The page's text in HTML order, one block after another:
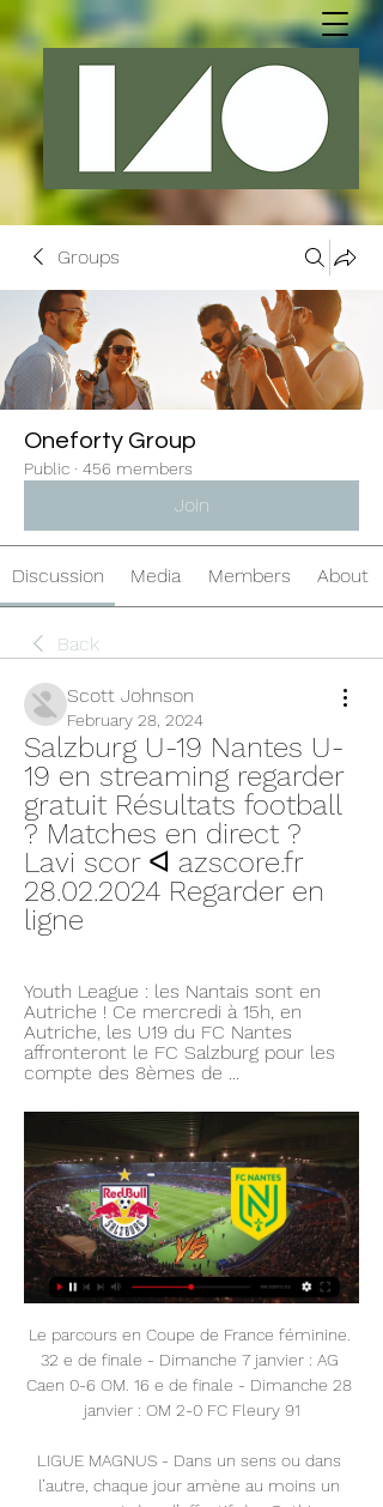
Groups
Oneforty Group
Public · 456 members
Join
Discussion Media Members About
Back
Scott Johnson
February 28, 2024
Salzburg U-19 Nantes U-
19 en streaming regarder
gratuit Résultats football
? Matches en direct ?
Lavi scor ᐊ azscore.fr
28.02.2024 Regarder en
ligne
Youth League : les Nantais sont en
Autriche ! Ce mercredi à 15h, en
Autriche, les U19 du FC Nantes
affronteront le FC Salzburg pour les
compte des 8èmes de ...
Le parcours en Coupe de France féminine. 32 e de finale - Dimanche 7 janvier : AG Caen 0-6 OM. 16 e de finale - Dimanche 28 janvier : OM 2-0 FC Fleury 91

LIGUE MAGNUS - Dans un sens ou dans l’autre, chaque jour amène au moins un mouvement dans l’effectif des Gothiques d’Amiens. Ce mardi, le club a officialisé le départ de Pierre-Maxime Poudrier, l’attaquant de poche arrivé l’été dernier de l’Université québécoise de Trois-Rivières.

Watch Live Football Streams Today, Best Soccer Streams Link Salzburg U19. vs. Nantes U19. Watch. Feb 28, 06:30. Turkish Cup Watch sport matches live today, enjoy live streaming football HD and update the ...

Match en direct du mardi 27 février 2024 sur FOOTLIVE Suivez les matchs de football en live sur footlive OlOlympiakós Le Pirée U19 - Lens U-19 le 28-02-2024 · Salzburg U19 - FC Nantes U19 le 28-02-2024

Peur du ridicule, de faire des fautes, les français sont nuls en anglais. L'hexagone arrive en 15ème position sur 17 pays d'europe pour son niveau. Un salarié sur deux estime qu'il ne peut pas.

#MatchDay H-5' avec la diffusion du match en direct sur SFR Sport / LUGI Handboll VS SRVHB pour la 3ème journée de Coupe d'Europe !! GO ! GO ! GO !

Challenge National U19 2019-2020 - Ph. 1 -Groupe A - 4e journee - Arras U19-Reims U19 2-0. Dimanche 13 octobre 2019 à 15h00. Arras (Stade Degouve Brabant n°3) Arras U19 - Reims U19 : 2-0 (1-0) Arbitre : Florent Lefranc assisté de Julien Brousse et Romain Toris. Buts pour Arras U19 : Myriem Nacer 42', Mélissa Bassit 76' Avertissement : Souhina Hadj Safi 74' pour Arras U19. Arras U19 : 1.

Veuillez saisir votre adresse courriel ci-dessous pour recevoir des infolettres de Roots Canada portant sur des nouveautés, des offres exclusives de la Famille Roots et bien plus encore. Vous pouvez vous désabonner en tout temps.

Côté filles, l'irrégularité était de mise entre la Française Maneva Rakotomalala et l'Italienne Frederica Rossi. Si la première a remporté le premier set 6-3 avec des séquences.

FRANCE 2016/17 EXTERIEUR. Votre coque foot France 2016-2017 extérieur : ajoutez votre nom ou le nom de votre joueur préféré ainsi que le numéro de votre choix et visualisez le résultat en direct !

Les matchs en direct aujourd'hui AC Mailand UEFA U19 · 14:30 · SC Braga UEFA U19 SC Braga YL · RB Salzburg YL Red Bull Salzburg UEFA U19 · 15:00 · FC Nantes UEFA U19 FC Nantes YL · FC Bayern YL ...

Une vision nouvelle dans l'acte de construire. Nous réalisons l'habitat de demain d'une manière différente, en créant des programmes immobilier intelligents et connectés.

Comparez les cotes Lille Saint Etienne du 28/08/2019 disponibles chez les bookmakers pour parier à la meilleure cote, et suivez le match en direct sur notre live streaming

Pour pouvoir regarder légalement ce match de foot Lille Saint-Etienne en streaming live sur votre PC, tablette tactile iPad, iPhone ou SmartPhone Androïd, vous devrez prendre un abonnement auprès de la chaine Canal + en streaming qui possède les droits légaux de diffusion.

TV9 Telugu News LIVE - YouTube TV9 Telugu News LIVE - YouTubeYouTube · TV9 Telugu Live663,1 M+ vues  ·  il y a 2 ans YouTube · TV9 Telugu Live YouTube · TV9 Telugu Live  ·  Traduire cette page EN DIRECT

Les U19 concarnois nouveaux promus dans les championnats nationaux, découvrent la composition de leur groupe la saison prochaine. Ils font partie du groupe C qui regroupe les équipes de l'Ouest. Au total 14 équipes U19 dont quatre formations bretonnes (Rennes, Guingamp, Vannes et Concarneau), Pour le grand Ouest on retrouve les clubs de.

Pour cet employé dans un hôtel des Almadies, l’idée, le projet de créer un centre mini basket par ses propres moyens au quartier Sacré-cœur était né en 1976. «Je faisais du porte-à-porte. Parmi les premiers pensionnaires, il y avait Etienne Preira Al Ghor, Pape Samba », se souvient-il.

Football en Direct : Résultat et score des matchs [LIVE] 19:30. FR Botafogo. Club Aurora. - -. Première Division, Clôture · Costa Rica - Liga RB Salzburg. FC Nantes. - -. 28 févr. 10:00. FC Bayern Munich. Feyenoord ...

Horaires des prières musulmanes pour les différents pays du monde... Les horaires des prières pour 5 millions de villes dans le Monde: Pays :.

Youth League. Le FC Nantes U19 connaîtra son premier C'est une nouvelle saison pleine que les U19 du FC Nantes se préparent à vivre. Après avoir remporté brillamment le championnat de France de leur catégorie ...

Le Ndiambour, victorieux de Diambars, reprend la tête du championnat national de Ligue 1 de football du Sénégal, à l’issue de la 6e journée de la compétition disputée samedi et dimanche.

Red Bull Salzburg U19 Nantes U19 Statistiques 22 nov. 2023 — Vous pouvez regarder le match en direct et gratuitement sans publicité et en suivant ces étapes : Étape 1 - Cliquez dans la zone de diffusion en ...

Vérifiez les statistiques de H2H et résultats entre Jaume Pla Malfeito et Pablo Canas Garcia Juan: resultats des victoires, la comparaison des joueurs.

Sélectionnez les prestations Speedy dont vous avez besoin, recevez immédiatement un devis et prenez rendez-vous en ligne. Vidange, Révision Constructeur, changement des pneumatiques, recharge de climatisation, plaquettes de frein, echappement, courroie de distribution, etc.

L’oncle de Tonia Peyrot était conseiller général avec lui dans la Nièvre et Tonia l’a bien connu à cette époque, quand elle était petite. Le Président est venu 4 fois à Moustiers, chez la famille Peyrot, toujours en hélicoptère, depuis Gordes. En tout, trois déjeuners ont été pris à la Bouscatière, chez M. et Mme Peyrot.

En plus des scores de Toulon St-Cyr F, vous pouvez suivre +de 100 compétitions de handball dans +de 15 pays autour du monde sur FlashResultats.fr. Cliquez sur le nom du pays dans le menu de gauche, et choisissez votre compétition (ligues et championnats, coupe ou tournoi). Le service de résultats de Toulon St-Cyr F est en temps réel, et se.

Créée en 2017, Miyu Distribution est née de la rencontre entre Luce Grosjean, et sa société Seve Films, et Miyu Productions. Spécialisée en ventes internationales et diffusion de courts-métrages d’animation, la société distribue les films de fin d’études de grandes écoles d’animation ainsi que des films de …

Retour au championnat de Ligue 2 après ce match face au FC Metz mardi en Coupe de la Ligue (1-2 ap). Le Paris FC recevra le Havre AC, leader du championnat apr

Distance entre Béziers et Clermont-Ferrand en kilomètres. Comment aller de Béziers à Clermont-Ferrand et combien d'heures il ya entre les deux villes.

Vous consultez actuellement la page : Manisaspor - Erzin Spor Suivez le match Manisaspor - Erzin Spor en direct (résumé, score et buts). Le résultat de ce match 3. Lig entre Manisaspor et Erzin Belediyespor est à suivre en live à partir de 14h00.

FC Nantes ''Une dominante tactique capitale à gérer face à Salzburg''. Mercredi après-midi (15h), les U19 du FC Nantes seront en Autriche, afin d'aller défier le RB...

Les footballeurs de l’équipe du Troyes ESTAC devront défier à domicile l’AS Nancy à l’occasion de ce match de la 36ème journée du championnat de la Ligue 2 qui s’avère plus ouvert que prévu et que l’on pourra voir en streaming live avec la diffusion du flux vidéo sur le …

Retour à l’accueil. Sport Barrage Lens-Dijon: Dijon décroche un nul à Lens qui fait son bonheur avant le match retour . Revivez le barrage aller.

Ligue 1 France – Suivez en direct / live commenté la rencontre de Football opposant Saint-Etienne et Lille. Ce match se déroule le 10 mars 2019 et débute à 14:00.

Présentation de l'art gothique et de l'art roman. Les différences dans l'architecture gothique, et l'architecture romane. Les différences des décorations des deux arts. Exemple d'une cathédrale gothique: la cathédrale de Notre-Dame de Paris. Glossaire. Retour à la page principale de l'école

Prediksi Bola Olympique Lyonnais Vs Barcelona, Bursa Taruhan Olympique Lyonnais Vs Barcelona, Prediksi Olympique Lyonnais Vs Barcelona, Prediksi Skor Olympique Lyonnais Vs Barcelona…

Ambassade de Suisse au Cameroun. L’ambassade suisse défend les intérêts de la Suisse dans le pays et prend en charge tous les services consulaires et les demandes liées aux visas pour les personnes domiciliées à: Cameroun, Guinée équatoriale, République centrafricaine

0,120 € Vis CHC Tête Basse Din 7984 Classe 8.8... Vis CHC Tête Basse Din 7984 Classe 8.8 Acier Brut 4 X 10 0,120 € Quantité: Ajouter au panier.

Youth League UEFA streaming en direct FC Nantes U19. 3. Sevilla FC U19. 2. 7 Feb. FC Basel U19. 0. FC Bayern Munich U19. 2 FC RB Salzburg U19, 4, 2, 0, 6, 14. 2, Inter Milan U19, 1, 4, 1, 6, 7. 3 ...

Niger Tornadoes Abia Warriors résultats en direct (et la vidéo diffusion en direct streaming en ligne) commence le 25.2.2018. à 15:00 temps UTC àMinna Township Stadium,Minna,Nigeria en …

Seven Sisters est un film réalisé par Tommy Wirkola avec Noomi Rapace, Glenn Close. Synopsis : 2073. La Terre est surpeuplée. Le gouvernement décide d’instaurer une politique d’enfant.

Programme TV Match ce soir - Diffusion Foot Chaîne télé en VOIR PLUS. FAQ. Quels sont les matchs de foot à la télé ce soir ? Suivez à la TV ou en streaming les affiches du jour: Sassuolo Naples sur beIN 1 à 18:00 ...

16e TOUR ALSACE Groupe LARGER 02/08/2019 CLASSEMENT Combativité : Etape 3 (Suite) VESOUL > LA PLANCHE DES BELLES FILLES ME 2.2 Place Dos Coureur Équipe Nat. Étape Géné.

La sélection nationale des U23 entrera samedi en stage de préparation de trois jours au CTN de Sidi Moussa, en prévision du dernier tour des éliminatoires de la CAN-2019 de la catégorie, qui aura lieu au mois de novembre en Egypte. L’entraîneur national, le Français Ludovic Batelli, a convoqué […]Voir plus . Recherche. Aller au contenu. Secondary Navigation Menu. Menu. Afrique.

Nantes : Actualité, Mercato, Transfert, Résultats. Youth League : les Nantais sont en Autriche ! Ce mercredi à 15h, en Autriche, les U19 du FC Nantes affronteront le FC Salzburg pour les compte des 8èmes de ...

Fondée